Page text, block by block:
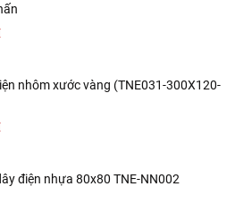
nhôm xước vàng (TNE031-300X120-
điện nhựa 80x80 TNE-NN002